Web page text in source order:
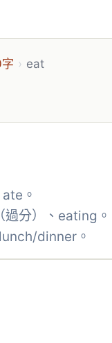
› eat
。
分）、eating。
dinner。